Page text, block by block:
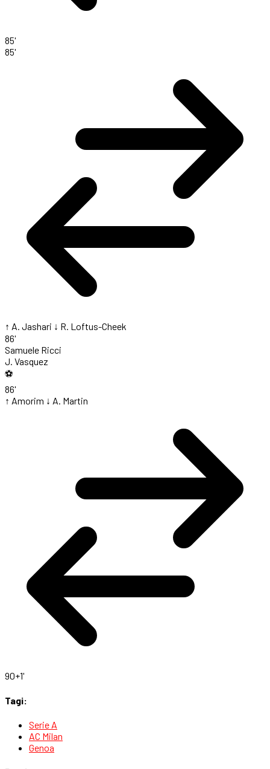
85'
85'
↑ A. Jashari ↓ R. Loftus-Cheek
86'
Samuele Ricci
J. Vasquez
⚽
86'
↑ Amorim ↓ A. Martin
90+1'
Tagi:
Serie A
AC Milan
Genoa